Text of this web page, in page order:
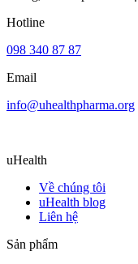
Hotline
098 340 87 87
Email
info@uhealthpharma.org
uHealth
Về chúng tôi
uHealth blog
Liên hệ
Sản phẩm